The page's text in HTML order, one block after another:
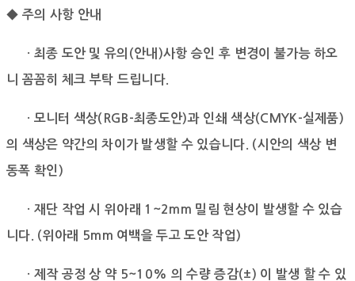
◆ 주의 사항 안내
· 최종 도안 및 유의(안내)사항 승인 후 변경이 불가능 하오
니 꼼꼼히 체크 부탁 드립니다.
· 모니터 색상(RGB-최종도안)과 인쇄 색상(CMYK-실제품)
의 색상은 약간의 차이가 발생할 수 있습니다. (시안의 색상 변
동폭 확인)
· 재단 작업 시 위아래 1~2mm 밀림 현상이 발생할 수 있습
니다. (위아래 5mm 여백을 두고 도안 작업)
· 제작 공정 상 약 5~10% 의 수량 증감(±) 이 발생 할 수 있